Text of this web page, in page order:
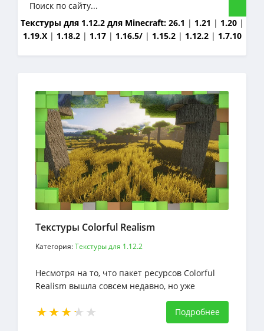
Текстуры для 1.12.2 для Minecraft: 26.1 | 1.21 | 1.20 |
1.19.X | 1.18.2 | 1.17 | 1.16.5/ | 1.15.2 | 1.12.2 | 1.7.10
Текстуры Colorful Realism
Категория:Текстуры для 1.12.2
Несмотря на то, что пакет ресурсов Colorful
Realism вышла совсем недавно, но уже
привлекла к себе много внимания и интереса.
Подробнее